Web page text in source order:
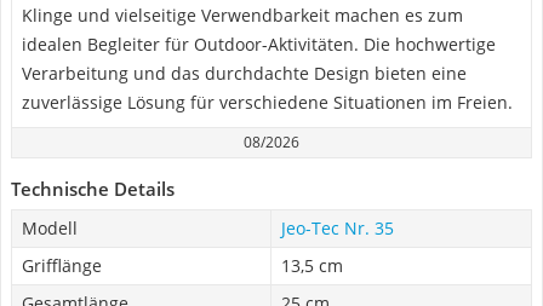
Klinge und vielseitige Verwendbarkeit machen es zum
idealen Begleiter für Outdoor-Aktivitäten. Die hochwertige
Verarbeitung und das durchdachte Design bieten eine
zuverlässige Lösung für verschiedene Situationen im Freien.
08/2026
Technische Details
Modell
Jeo-Tec Nr. 35
Grifflänge
13,5 cm